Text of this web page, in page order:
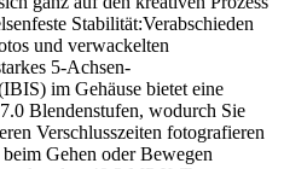
Stabilität:Verabschieden
und verwackelten
5-Achsen-
im Gehäuse bietet eine
Blendenstufen, wodurch Sie
Verschlusszeiten fotografieren
Gehen oder Bewegen